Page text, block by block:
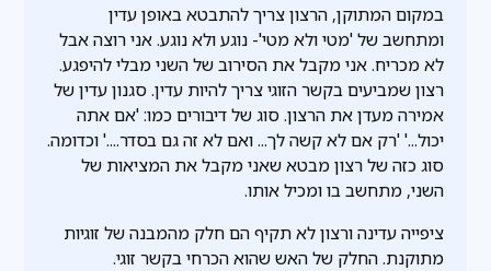
במקום המתוקן, הרצון צריך להתבטא באופן עדין
ומתחשב של 'מטי ולא מטי'- נוגע ולא נוגע. אני רוצה אבל
לא מכריח. אני מקבל את הסירוב של השני מבלי להיפגע.
רצון שמביעים בקשר הזוגי צריך להיות עדין. סגנון עדין של
אמירה מעדן את הרצון. סוג של דיבורים כמו: 'אם אתה
יכול...' 'רק אם לא קשה לך... ואם לא זה גם בסדר....' וכדומה.
סוג כזה של רצון מבטא שאני מקבל את המציאות של
השני, מתחשב בו ומכיל אותו.
ציפייה עדינה ורצון לא תקיף הם חלק מהמבנה של זוגיות
מתוקנת. החלק של האש שהוא הכרחי בקשר זוגי.